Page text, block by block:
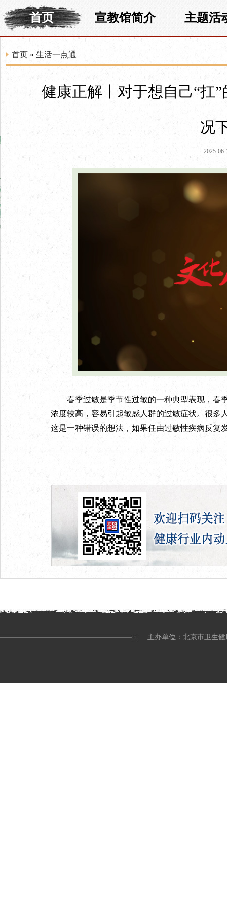
首页 宣教馆简介 主题活
首页 » 生活一点通
健康正解丨对于想自己“扛
况
2025-
春季过敏是季节性过敏的一种典型表现，春
浓度较高，容易引起敏感人群的过敏症状。很多
这是一种错误的想法，如果任由过敏性疾病反复
主办单位：北京市卫生